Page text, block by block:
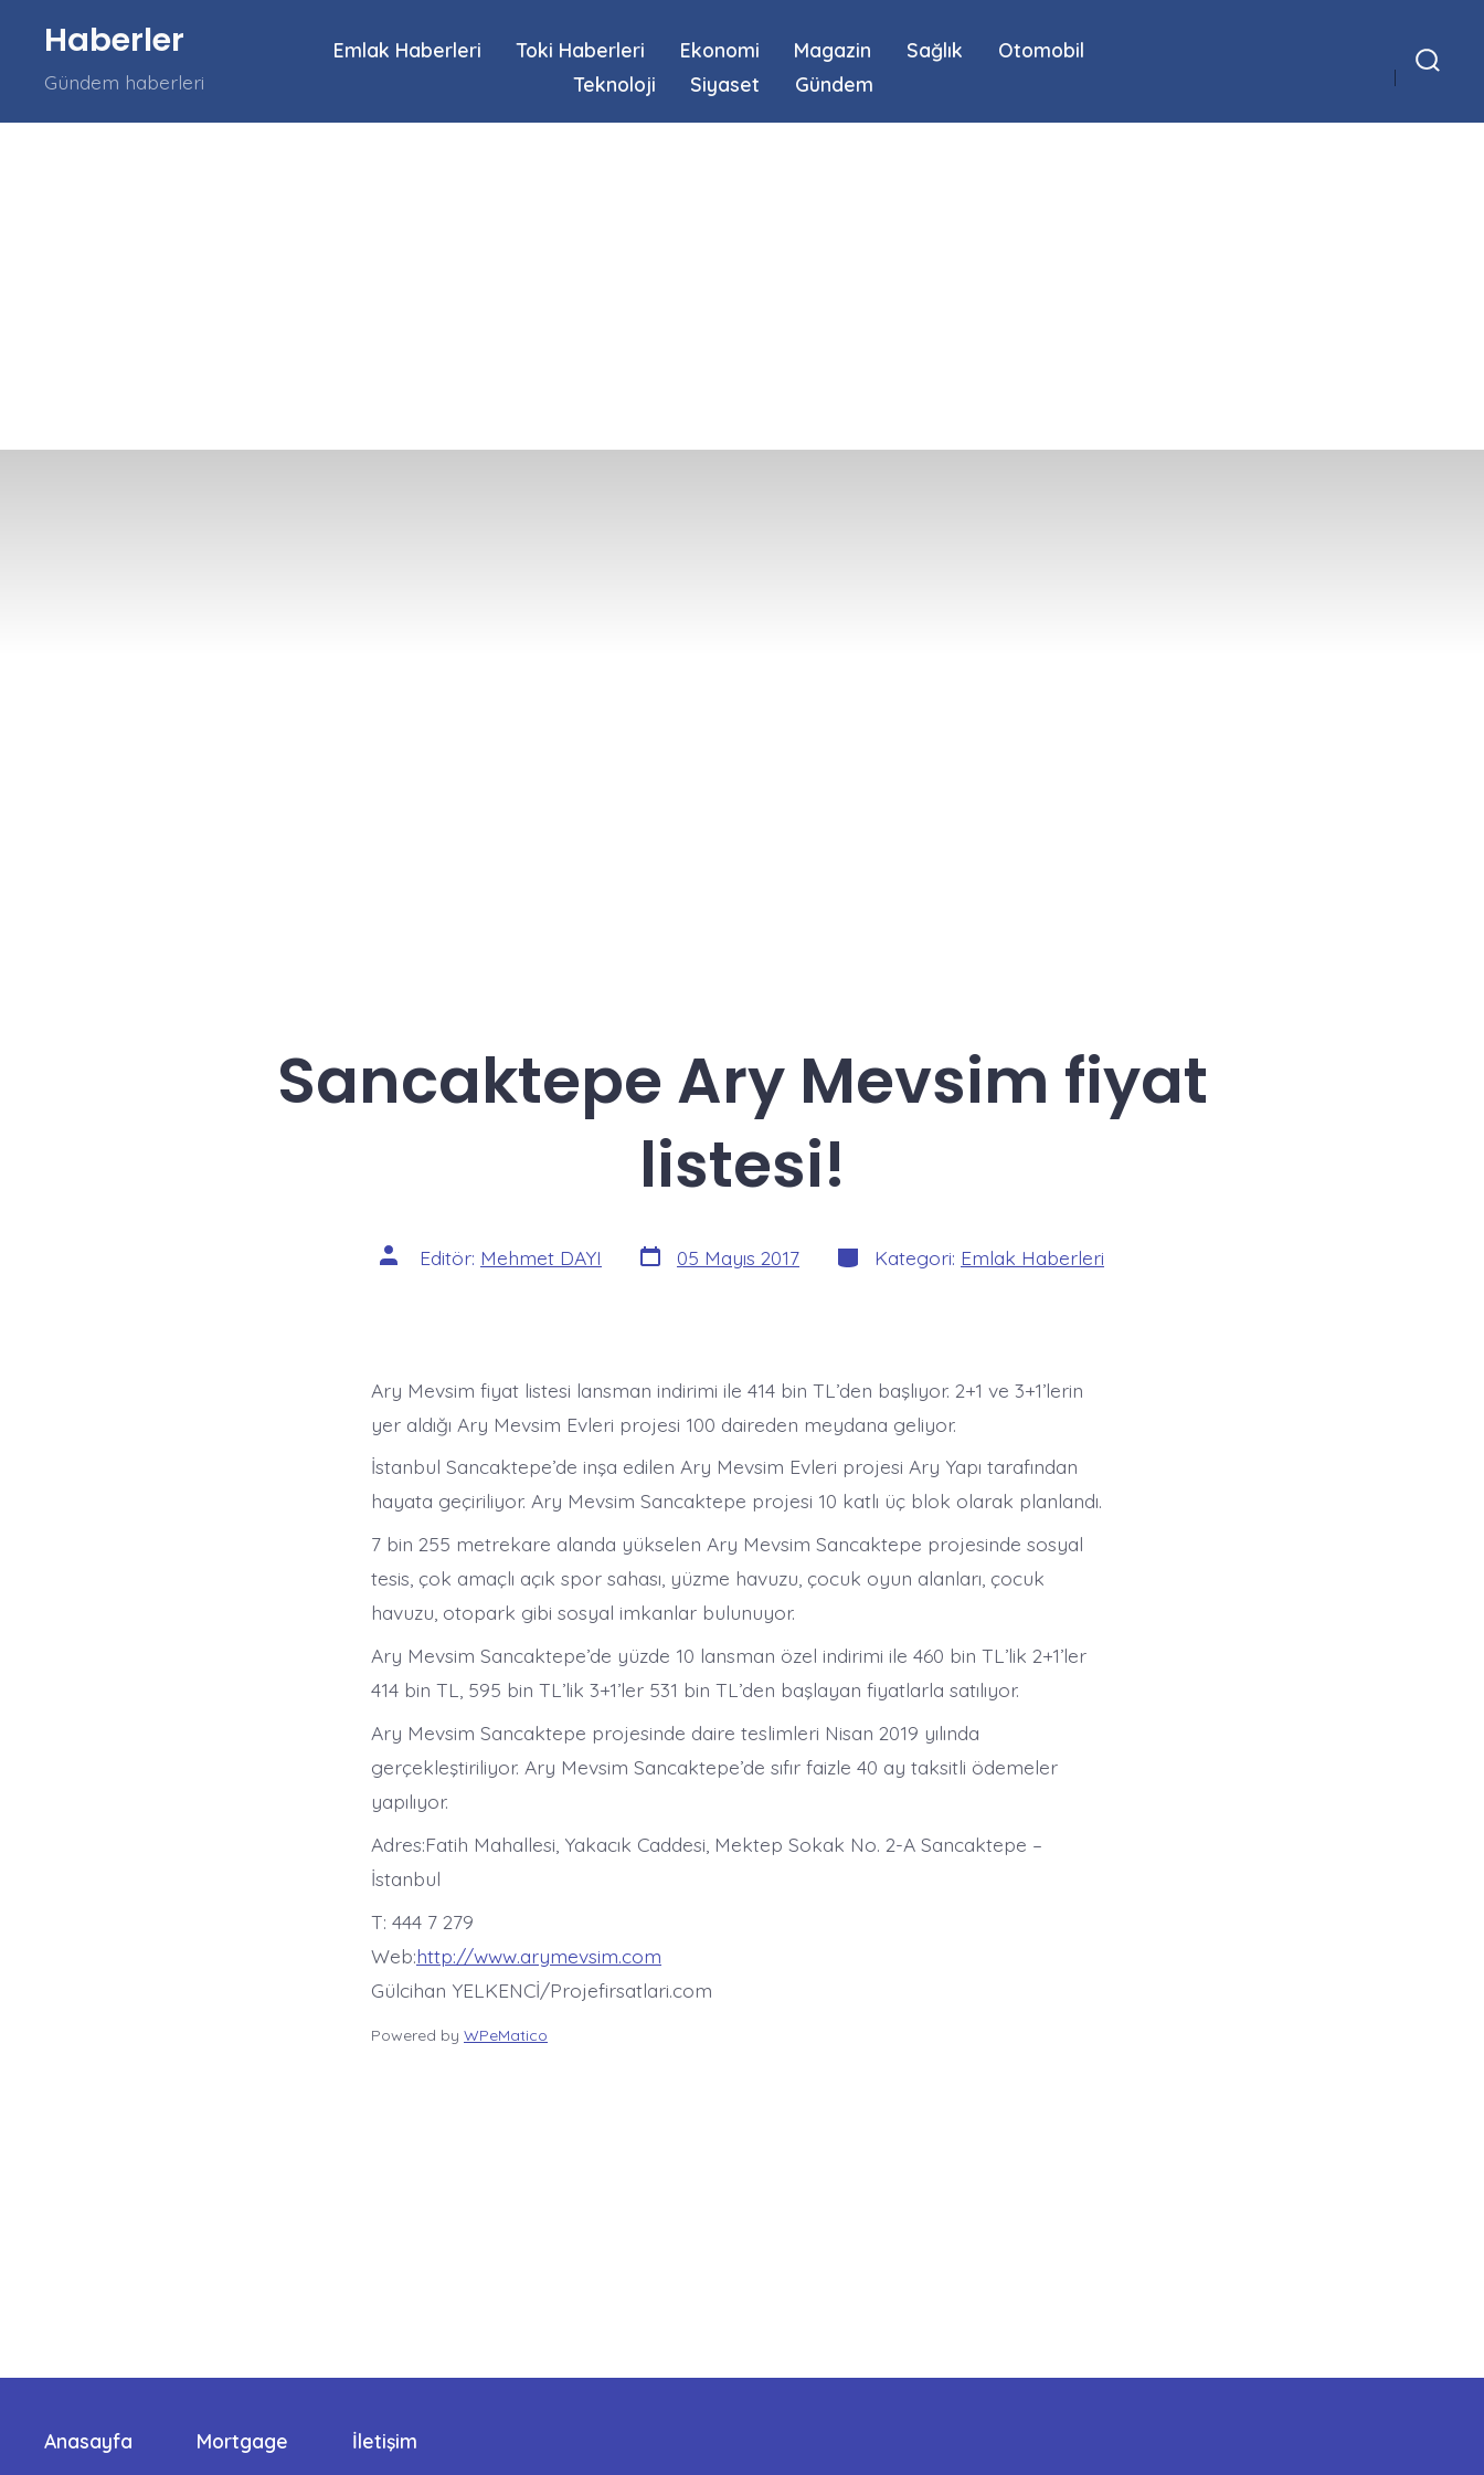
Arama
Göster/Gizle
Haberler
Gündem haberleri
Emlak Haberleri Toki Haberleri Ekonomi Magazin Sağlık
Otomobil
Teknoloji
Siyaset Gündem
Sancaktepe Ary Mevsim fiyat
listesi!
Yazının
yazarı
Editör: Mehmet DAYI Yazı
tarihi
05 Mayıs 2017 Kategoriler
Kategori: Emlak Haberleri
Ary Mevsim fiyat listesi lansman indirimi ile 414 bin TL’den başlıyor. 2+1 ve 3+1’lerin
yer aldığı Ary Mevsim Evleri projesi 100 daireden meydana geliyor.
İstanbul Sancaktepe’de inşa edilen Ary Mevsim Evleri projesi Ary Yapı tarafından
hayata geçiriliyor. Ary Mevsim Sancaktepe projesi 10 katlı üç blok olarak planlandı.
7 bin 255 metrekare alanda yükselen Ary Mevsim Sancaktepe projesinde sosyal
tesis, çok amaçlı açık spor sahası, yüzme havuzu, çocuk oyun alanları, çocuk
havuzu, otopark gibi sosyal imkanlar bulunuyor.
Ary Mevsim Sancaktepe’de yüzde 10 lansman özel indirimi ile 460 bin TL’lik 2+1’ler
414 bin TL, 595 bin TL’lik 3+1’ler 531 bin TL’den başlayan fiyatlarla satılıyor.
Ary Mevsim Sancaktepe projesinde daire teslimleri Nisan 2019 yılında
gerçekleştiriliyor. Ary Mevsim Sancaktepe’de sıfır faizle 40 ay taksitli ödemeler
yapılıyor.
Adres:Fatih Mahallesi, Yakacık Caddesi, Mektep Sokak No. 2-A Sancaktepe –
İstanbul
T: 444 7 279
Web:http://www.arymevsim.com
Gülcihan YELKENCİ/Projefirsatlari.com
Powered by WPeMatico
Anasayfa Mortgage İletişim